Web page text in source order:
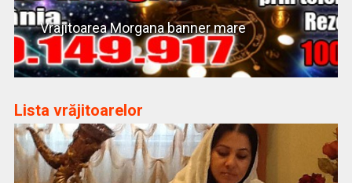
Vrajitoarea Morgana banner mare
Lista vrăjitoarelor